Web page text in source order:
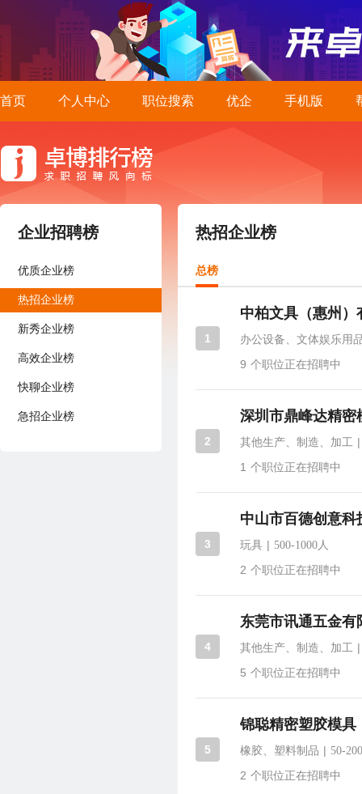
首页 个人中心 职位搜索 优企 手机版
企业招聘榜
优质企业榜
热招企业榜
新秀企业榜
高效企业榜
快聊企业榜
急招企业榜
热招企业榜
总榜
1
中柏文具（惠州）
办公设备、文体娱乐用
9 个职位正在招聘中
2
深圳市鼎峰达精密
其他生产、制造、加工 |
1 个职位正在招聘中
3
中山市百德创意科
玩具 | 500-1000人
2 个职位正在招聘中
4
东莞市讯通五金有
其他生产、制造、加工 |
5 个职位正在招聘中
5
锦聪精密塑胶模具
橡胶、塑料制品 | 50-
2 个职位正在招聘中